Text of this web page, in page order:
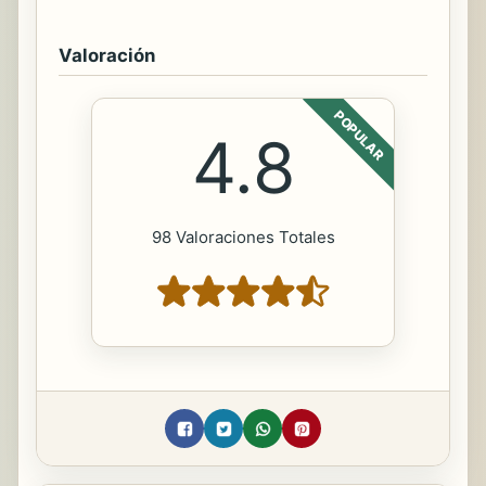
Valoración
POPULAR
4.8
98 Valoraciones Totales